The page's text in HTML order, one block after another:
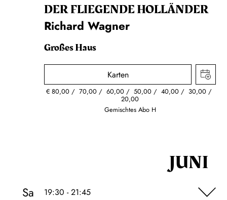
DER FLIE­GEN­DE HOL­LÄN­DER
Richard Wagner
Großes Haus
Karten
€80,00 70,00 60,00 50,00 40,00 30,00
20,00
Gemischtes Abo H
JUNI
Sa
19:30 - 21:45